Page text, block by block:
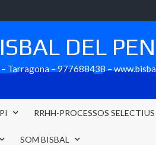
DEL
Tarragona – 977688438 –
RRHH-PROCESSOS SELECTIUS
SOM BISBAL